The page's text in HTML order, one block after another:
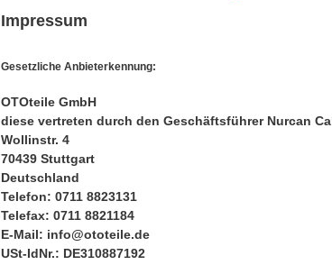
Impressum
Gesetzliche Anbieterkennung:
OTOteile GmbH
diese vertreten durch den Geschäftsführer Nurcan
Wollinstr. 4
70439 Stuttgart
Deutschland
Telefon: 0711 8823131
Telefax: 0711 8821184
E-Mail: info@ototeile.de
USt-IdNr.: DE310887192